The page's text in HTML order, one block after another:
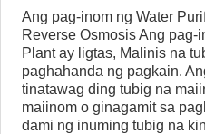
Ang pag-inom ng Water
Reverse Osmosis Ang pag-
Plant ay ligtas, Malinis na
paghahanda ng pagkain.
tinatawag ding tubig na
maiinom o ginagamit sa
dami ng inuming tubig na